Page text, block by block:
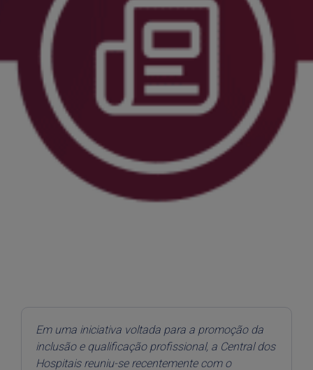
Em uma iniciativa voltada para a promoção da
inclusão e qualificação profissional, a Central dos
Hospitais reuniu-se recentemente com o